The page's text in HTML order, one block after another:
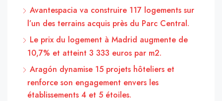
Avantespacia va construire 117 logements sur
l’un des terrains acquis près du Parc Central.
Le prix du logement à Madrid augmente de
10,7% et atteint 3 333 euros par m2.
Aragón dynamise 15 projets hôteliers et
renforce son engagement envers les
établissements 4 et 5 étoiles.